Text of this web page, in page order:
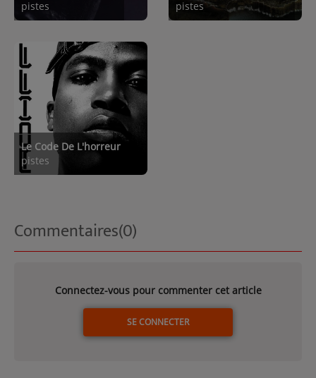
pistes
pistes
Le Code De L'horreur
pistes
Commentaires(0)
Connectez-vous pour commenter cet article
SE CONNECTER